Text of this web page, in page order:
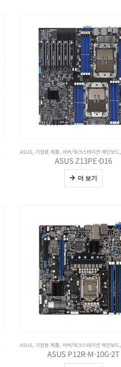
ASUS, 기업용 제품, 서버/워크스테이션 메인보드,
ASUS Z13PE-D16
더 보기
ASUS, 기업용 제품, 서버/워크스테이션 메인보드,
ASUS P12R-M-10G-2T